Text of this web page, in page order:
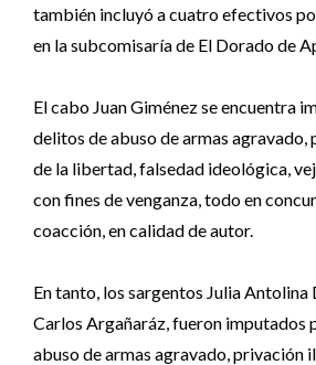
también incluyó a cuatro efectivos
en la subcomisaría de El Dorado de
El cabo Juan Giménez se encuentra
delitos de abuso de armas
de la libertad, falsedad ideológica,
con fines de venganza, todo en
coacción, en calidad de autor.
En tanto, los sargentos Julia Antolina
Carlos Argañaráz, fueron imputados
abuso de armas agravado, privación